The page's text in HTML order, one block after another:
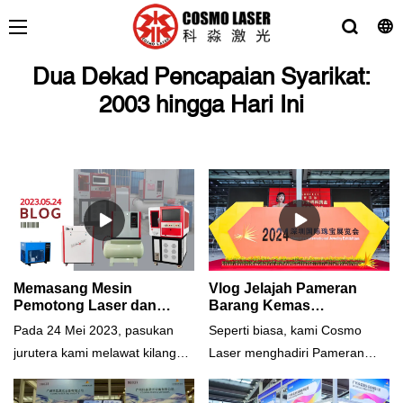
Dua Dekad Pencapaian Syarikat:
2003 hingga Hari Ini
Memasang Mesin
Pemotong Laser dan
Operator Latihan di Kilang
Pelanggan pada 24 Mei
2023
Pada 24 Mei 2023, pasukan
jurutera kami melawat kilang
pelanggan untuk memasang
dan melatih pengendali tentang
Vlog Jelajah Pameran
Barang Kemas
Antarabangsa Shenzhen
2024
Seperti biasa, kami Cosmo
Laser menghadiri Pameran
Barang Kemas Antarabangsa
Shenzhen setiap tahun. Kami